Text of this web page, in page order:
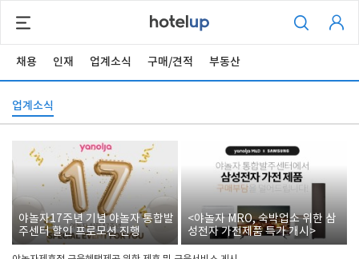
채용 인재 업계소식 구매/견적 부동산
업계소식
야놀자17주년 기념 야놀자 통합발
주센터 할인 프로모션 진행
<야놀자 MRO, 숙박업소 위한 삼
성전자 가전제품 특가 개시>